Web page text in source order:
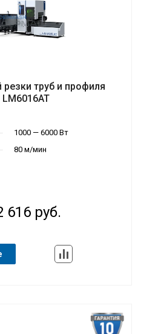
труб и профиля
LM6016AT
1000 — 6000 Вт
80 м/мин
616 руб.